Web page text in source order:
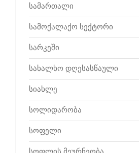
სამართალი
სამოქალაქო სექტორი
სარკეში
სახალხო დღესასწაული
სიახლე
სოლიდარობა
სოფელი